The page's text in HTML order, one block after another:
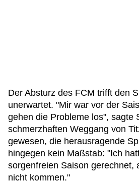
Der Absturz des FCM trifft den
unerwartet. "Mir war vor der
gehen die Probleme los", sagte
schmerzhaften Weggang von
gewesen, die herausragende
hingegen kein Maßstab: "Ich
sorgenfreien Saison gerechnet,
nicht kommen."